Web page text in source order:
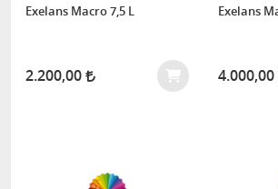
Exelans Macro 7,5 L
2.200,00
Exelans
4.000,00